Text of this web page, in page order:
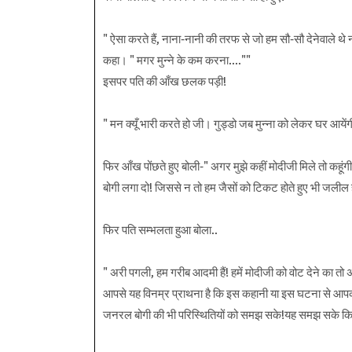
" ऐसा करते हैं, नाना-नानी की तरफ से जो हम सौ-सौ देनेवाले
कहा। " मगर मुन्ने के कम करना....""
इसपर पति की आँख छलक पड़ी!
" मन क्यूँ भारी करते हो जी। गुड्डो जब मुन्ना को लेकर घर
फिर आँख पोंछते हुए बोली-" अगर मुझे कहीं मोदीजी मिले तो
बोगी लगा दो! जिससे न तो हम जैसों को टिकट होते हुए भी
फिर पति सम्भलता हुआ बोला..
" अरी पगली, हम गरीब आदमी हैं! हमें मोदीजी को वोट देने का
आपसे यह विनम्र प्राथना है कि इस कहानी या इस घटना से
जनरल बोगी की भी परिस्थितियों को समझ सके!यह समझ सके